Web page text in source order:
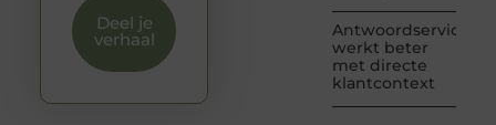
Antwoordservice
werkt beter
met directe
klantcontext
Deel je
verhaal